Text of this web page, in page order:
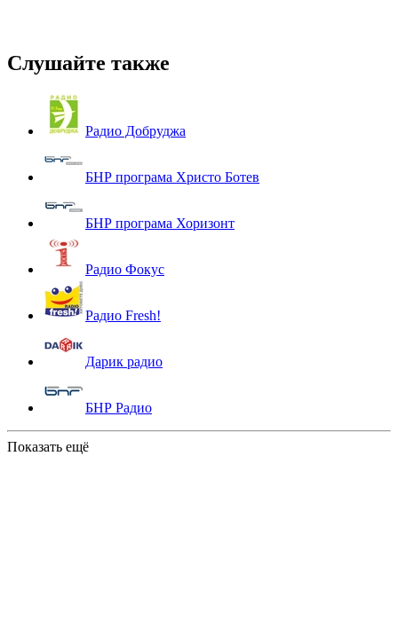
Слушайте также
Радио Добруджа
БНР програма Христо Ботев
БНР програма Хоризонт
Радио Фокус
Радио Fresh!
Дарик радио
БНР Радио
Показать ещё